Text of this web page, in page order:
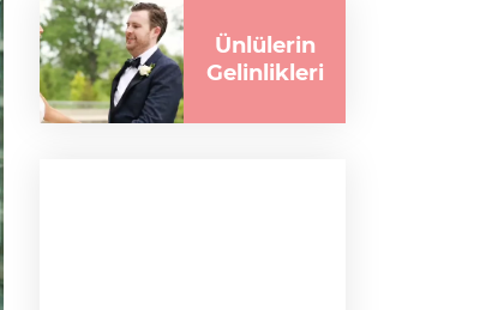
Ünlülerin
Gelinlikleri